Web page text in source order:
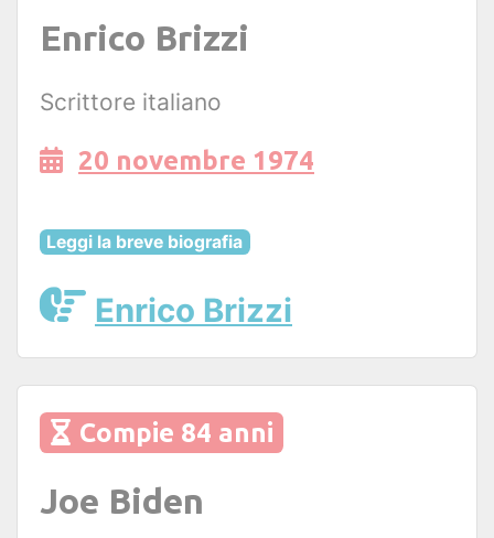
Enrico Brizzi
Scrittore italiano
20 novembre 1974
Leggi la breve biografia
Enrico Brizzi
Compie 84 anni
Joe Biden